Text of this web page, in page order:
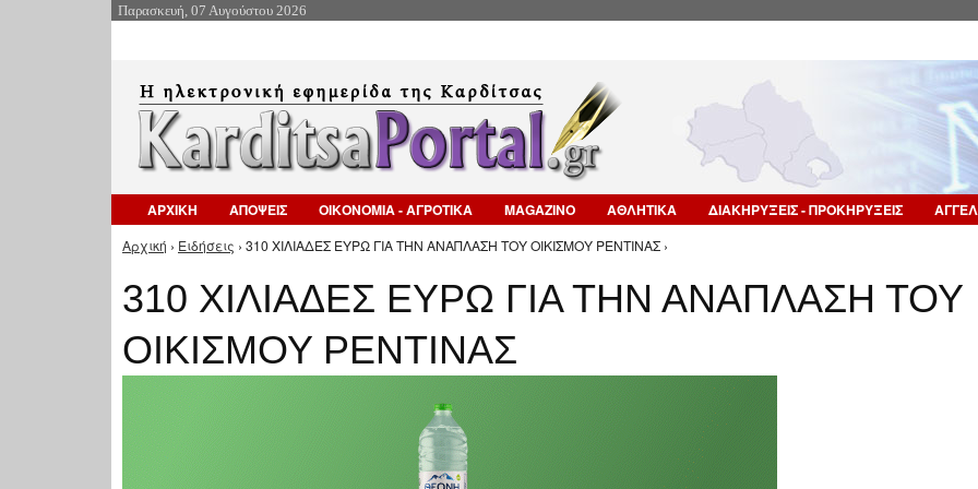
Παρασκευή, 07 Αυγούστου 2026
ΑΡΧΙΚΗ ΑΠΟΨΕΙΣ ΟΙΚΟΝΟΜΙΑ - ΑΓΡΟΤΙΚΑ MAGAZINO ΑΘΛΗΤΙΚΑ ΔΙΑΚΗΡΥΞΕΙΣ - ΠΡΟΚΗΡΥΞΕΙΣ
Είστε εδώ
Αρχική › Ειδήσεις › 310 ΧΙΛΙΑΔΕΣ ΕΥΡΩ ΓΙΑ ΤΗΝ ΑΝΑΠΛΑΣΗ ΤΟΥ ΟΙΚΙΣΜΟΥ ΡΕΝΤΙΝΑΣ ›
310 ΧΙΛΙΑΔΕΣ ΕΥΡΩ ΓΙΑ ΤΗΝ ΑΝΑΠΛΑΣΗ ΤΟΥ
ΟΙΚΙΣΜΟΥ ΡΕΝΤΙΝΑΣ